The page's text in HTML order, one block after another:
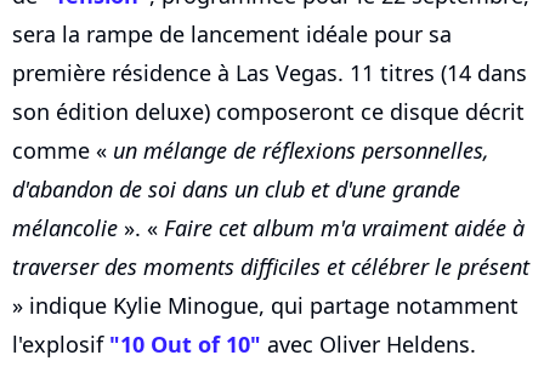
sera la rampe de lancement idéale pour sa
première résidence à Las Vegas. 11 titres (14 dans
son édition deluxe) composeront ce disque décrit
comme « un mélange de réflexions personnelles,
d'abandon de soi dans un club et d'une grande
mélancolie ». « Faire cet album m'a vraiment aidée à
traverser des moments difficiles et célébrer le présent
» indique Kylie Minogue, qui partage notamment
l'explosif "10 Out of 10" avec Oliver Heldens.